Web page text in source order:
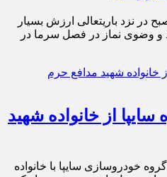
در نزد باریتعالی ارزش بسیار
و وضوی نماز در فصل سرما در
از خانواده شهید
خودروسازی سایپا با خانواده